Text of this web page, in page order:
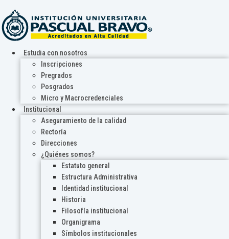
Estudia con nosotros
Inscripciones
Pregrados
Posgrados
Micro y Macrocredenciales
Institucional
Aseguramiento de la calidad
Rectoría
Direcciones
¿Quiénes somos?
Estatuto general
Estructura Administrativa
Identidad institucional
Historia
Filosofía institucional
Organigrama
Símbolos institucionales